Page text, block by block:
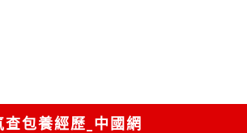
包養經歷_中國網